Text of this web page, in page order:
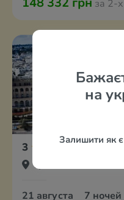
на
Залишити як є
за 2-
3 Aquamare
Греция, о. Родос
21 августа 7 ночей